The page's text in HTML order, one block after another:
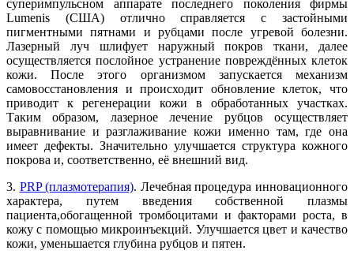
суперимпульсном аппарате последнего поколения фирмы
Lumenis (США) отлично справляется с застойными
пигментными пятнами и рубцами после угревой болезни.
Лазерный луч шлифует наружный покров ткани, далее
осуществляется послойное устранение повреждённых клеток
кожи. После этого организмом запускается механизм
самовосстановления и происходит обновление клеток, что
приводит к регенерации кожи в обработанных участках.
Таким образом, лазерное лечение рубцов осуществляет
выравнивание и разглаживание кожи именно там, где она
имеет дефекты. Значительно улучшается структура кожного
покрова и, соответственно, её внешний вид.
3. PRP (плазмотерапия). Лечебная процедура инновационного
характера, путем введения собственной плазмы
пациента,обогащенной тромбоцитами и факторами роста, в
кожу с помощью микроинъекций. Улучшается цвет и качество
кожи, уменьшается глубина рубцов и пятен.